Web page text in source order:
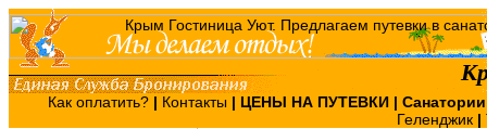
Как оплатить? | Контакты | ЦЕНЫ НА ПУТЕВКИ |
Геленджик |